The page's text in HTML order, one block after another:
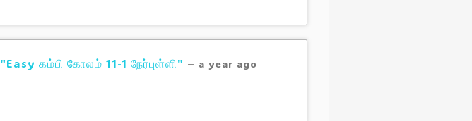
"Easy கம்பி கோலம் 11-1 நேர்புள்ளி" – a year ago